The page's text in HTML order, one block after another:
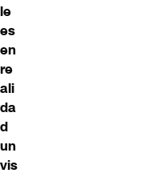
le
es
en
re
ali
da
d
un
vis